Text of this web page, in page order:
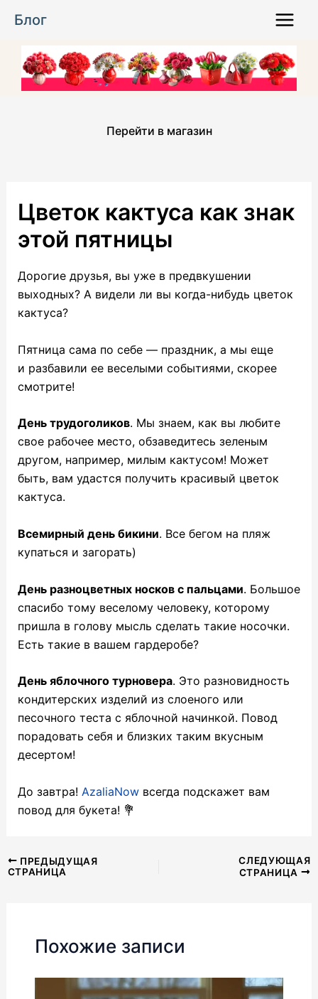
Блог
Menu
Перейти в магазин
Цветок кактуса как знак
этой пятницы
Дорогие друзья, вы уже в предвкушении
выходных?А видели ли вы когда-нибудь цветок
кактуса?
Пятница сама по себе — праздник, а мы еще
и разбавили ее веселыми событиями, скорее
смотрите!
День трудоголиков. Мы знаем, как вы любите
свое рабочее место, обзаведитесь зеленым
другом, например, милым кактусом! Может
быть, вам удастся получить красивый цветок
кактуса.
Всемирный день бикини. Все бегом на пляж
купаться и загорать)
День разноцветных носков с пальцами. Большое
спасибо тому веселому человеку, которому
пришла в голову мысль сделать такие носочки.
Есть такие в вашем гардеробе?
День яблочного турновера. Это разновидность
кондитерских изделий из слоеного или
песочного теста с яблочной начинкой. Повод
порадовать себя и близких таким вкусным
десертом!
До завтра! AzaliaNowвсегда подскажет вам
повод для букета! 💐
Навигация
по
ПРЕДЫДУЩАЯ
СТРАНИЦА
СЛЕДУЮЩАЯ
СТРАНИЦА
Похожие записи